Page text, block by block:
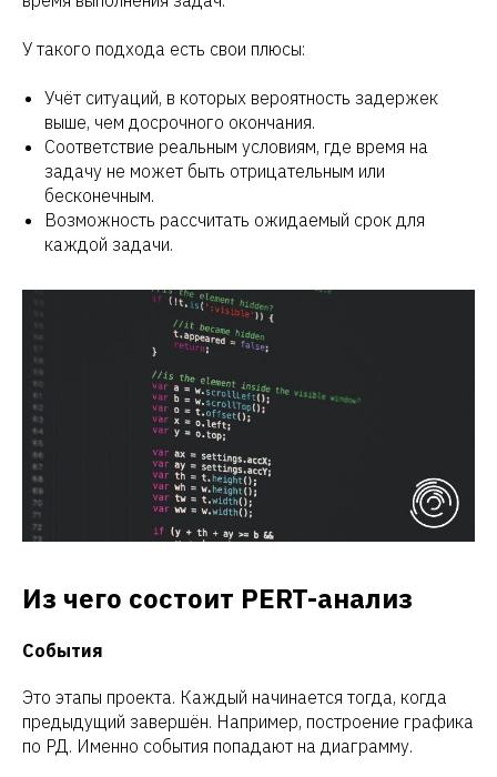
У такого подхода есть свои плюсы:
Учёт ситуаций, в которых вероятность задержек
выше, чем досрочного окончания.
Соответствие реальным условиям, где время на
задачу не может быть отрицательным или
бесконечным.
Возможность рассчитать ожидаемый срок для
каждой задачи.
Из чего состоит PERT-анализ
События
Это этапы проекта. Каждый начинается тогда, когда
предыдущий завершён. Например, построение графика
по РД. Именно события попадают на диаграмму.